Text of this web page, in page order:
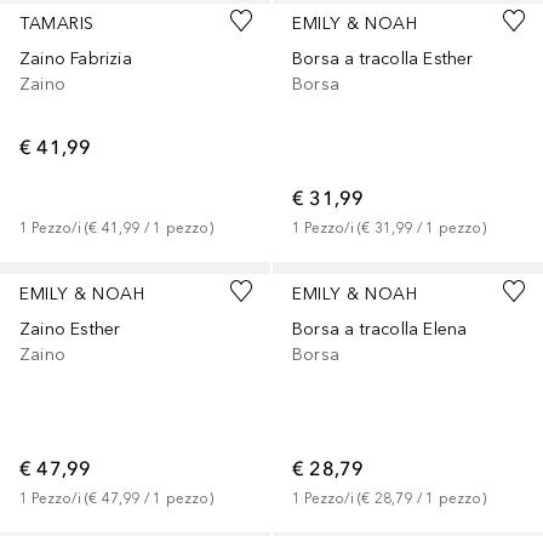
TAMARIS
Zaino Fabrizia
Zaino
€ 41,99
1 Pezzo/i (€ 41,99 / 1 pezzo)
EMILY & NOAH
Borsa a tracolla Esther
Borsa
€ 31,99
1 Pezzo/i (€ 31,99 / 1 pezzo)
EMILY & NOAH
Zaino Esther
Zaino
€ 47,99
1 Pezzo/i (€ 47,99 / 1 pezzo)
EMILY & NOAH
Borsa a tracolla Elena
Borsa
€ 28,79
1 Pezzo/i (€ 28,79 / 1 pezzo)